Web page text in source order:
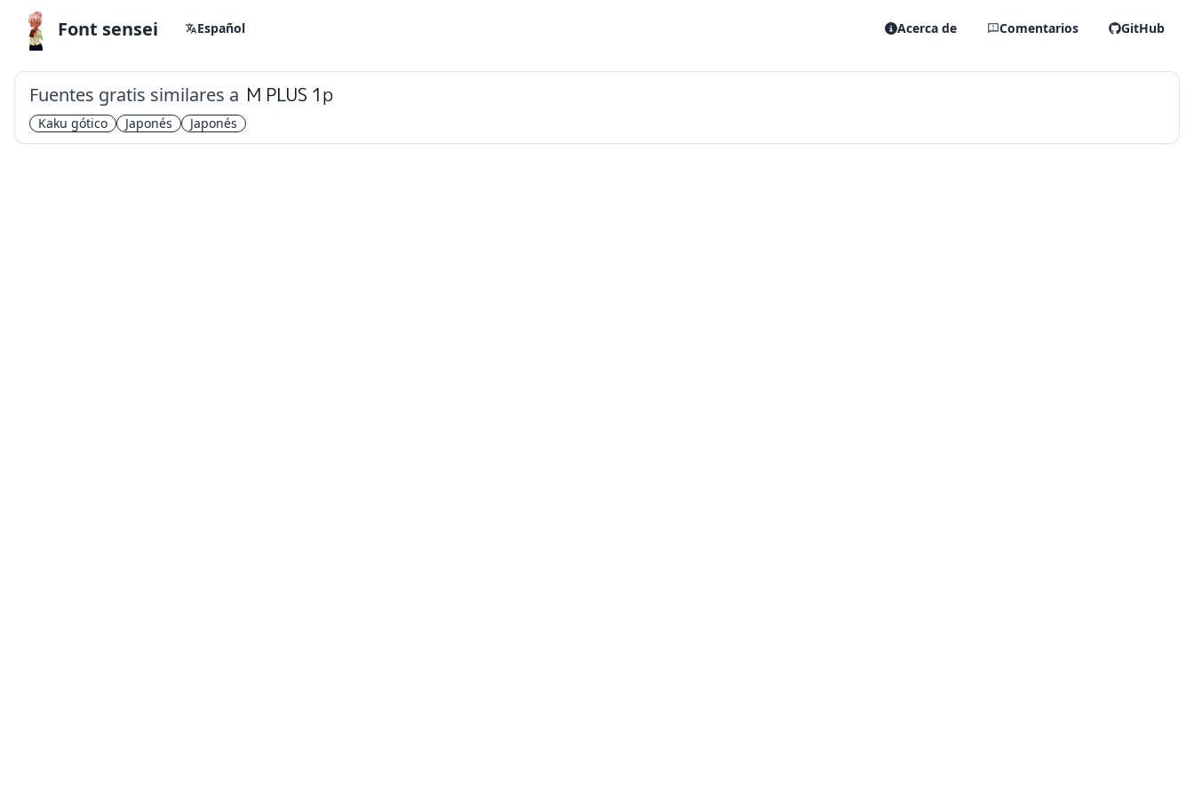
Font sensei Español Acerca de Comentarios GitHub
Fuentes gratis similares a M PLUS 1p
Kaku gótico Japonés Japonés